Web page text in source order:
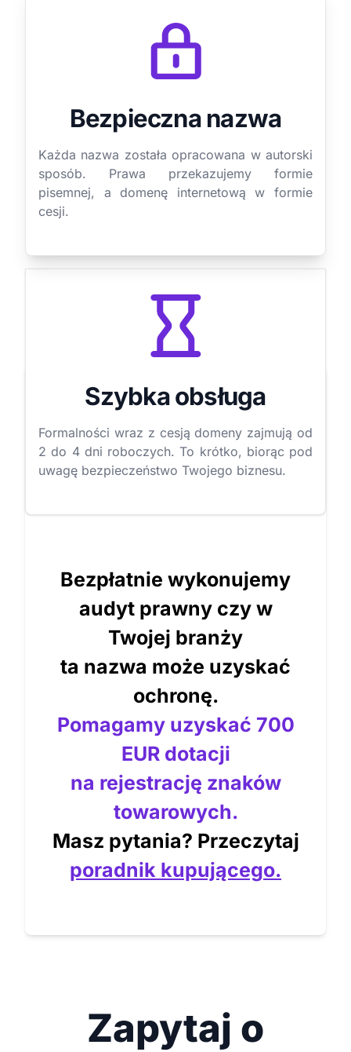
Bezpieczna nazwa
Każda nazwa została opracowana w autorski
sposób. Prawa przekazujemy formie
pisemnej, a domenę internetową w formie
cesji.
Szybka obsługa
Formalności wraz z cesją domeny zajmują od
2 do 4 dni roboczych. To krótko, biorąc pod
uwagę bezpieczeństwo Twojego biznesu.
Bezpłatnie wykonujemy
audyt prawny czy w
Twojej branży
ta nazwa może uzyskać
ochronę.
Pomagamy uzyskać 700
EUR dotacji
na rejestrację znaków
towarowych.
Masz pytania? Przeczytaj
poradnik kupującego.
Zapytaj o